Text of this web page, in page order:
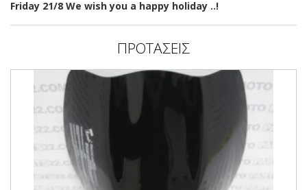
Friday 21/8 We wish you a happy holiday ..!
ΠΡΟΤΑΣΕΙΣ